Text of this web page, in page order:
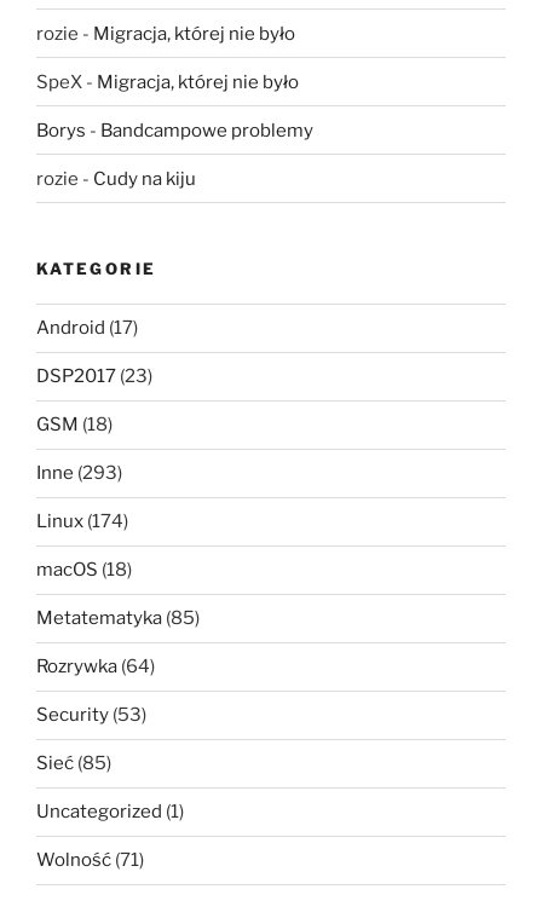
rozie - Migracja, której nie było
SpeX - Migracja, której nie było
Borys - Bandcampowe problemy
rozie - Cudy na kiju
KATEGORIE
Android (17)
DSP2017 (23)
GSM (18)
Inne (293)
Linux (174)
macOS (18)
Metatematyka (85)
Rozrywka (64)
Security (53)
Sieć (85)
Uncategorized (1)
Wolność (71)